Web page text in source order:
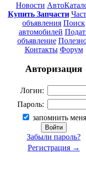
Новости
Купить Запчасти
объявления Поиск
автомобилей
объявление
Контакты Форум
Авторизация
Логин:
Пароль:
запомнить меня
Забыли пароль?
Регистрация →